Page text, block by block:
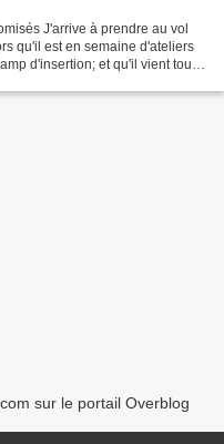
J'arrive à prendre au vol
qu'il est en semaine d'ateliers
d'insertion; et qu'il vient tout
sur le portail Overblog